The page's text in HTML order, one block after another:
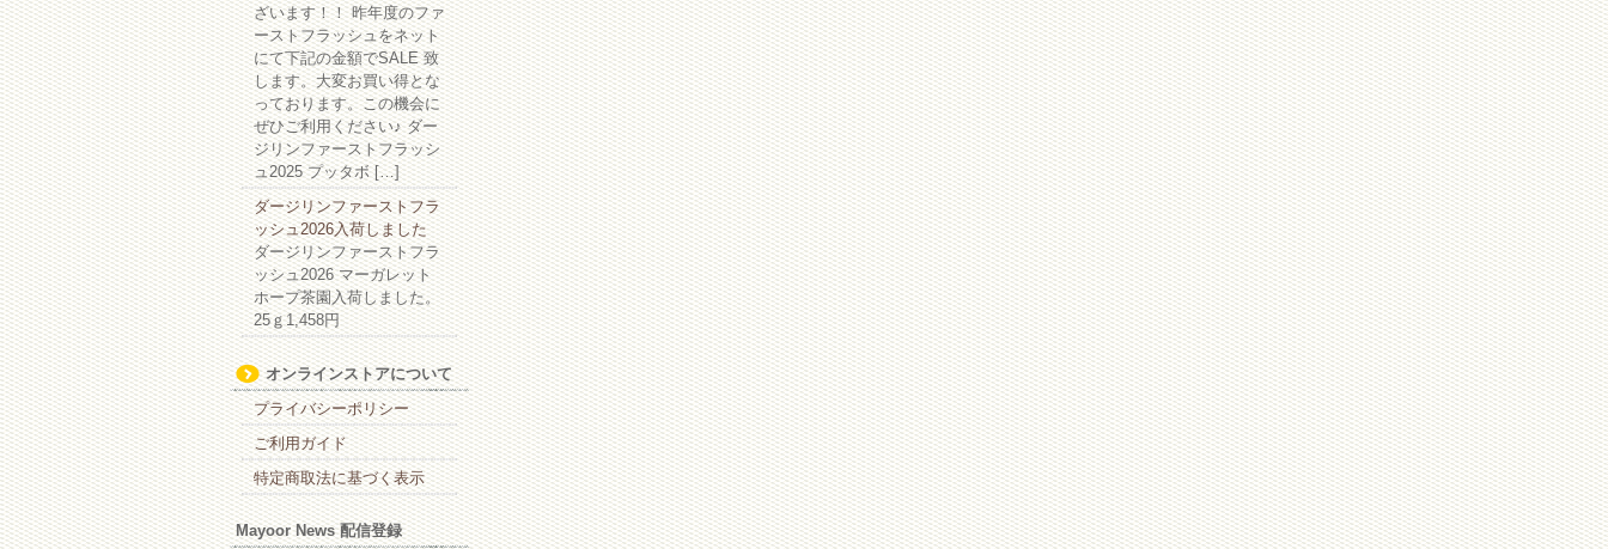
ざいます！！ 昨年度のファ
ーストフラッシュをネット
にて下記の金額でSALE 致
します。大変お買い得とな
っております。この機会に
ぜひご利用ください♪ ダー
ジリンファーストフラッシ
ュ2025 プッタボ […]
ダージリンファーストフラ
ッシュ2026入荷しました
ダージリンファーストフラ
ッシュ2026 マーガレット
ホープ茶園入荷しました。
25ｇ1,458円
オンラインストアについて
プライバシーポリシー
ご利用ガイド
特定商取法に基づく表示
Mayoor News 配信登録